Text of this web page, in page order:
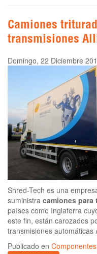
Camiones
transmisiones
Domingo, 22 Diciembre
Shred-Tech es una
suministra camiones
países como Inglaterra
este fin, están carozados
transmisiones automáticas
Publicado en Componentes